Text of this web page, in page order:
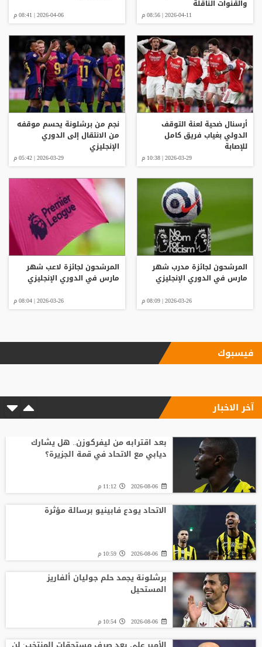
والقنوات الناقلة
2026-04-11 | 08:56 م 2026-04-06 | 08:41 م
أرسنال ضحية لعنة التوقف
الدولي بغياب فريق كامل
للإصابة
2026-03-29 | 10:38 م
نجم من برشلونة يحسم موقفه
من الانتقال إلى الدوري
الإنجليزي
2026-03-29 | 05:42 م
المرشحون لجائزة مدرب شهر
مارس في الدوري الإنجليزي
2026-03-26 | 08:09 م
المرشحون لجائزة لاعب شهر
مارس في الدوري الإنجليزي
2026-03-26 | 08:04 م
فيسبوك
آخر الاخبار
بعد اقترابه من ليفركوزن.. هل يشارك
ديابي مع الاتحاد في قمة الجزيرة؟
2026-08-06 11:12 م
الاتحاد يودع فابينيو برسالة مؤثرة
2026-08-06 10:59 م
برشلونة يجمد حلم جوليان ألفاريز
المستحيل
2026-08-06 10:54 م